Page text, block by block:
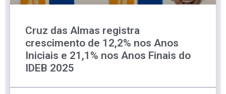
Cruz das Almas registra
crescimento de 12,2% nos Anos
Iniciais e 21,1% nos Anos Finais do
IDEB 2025